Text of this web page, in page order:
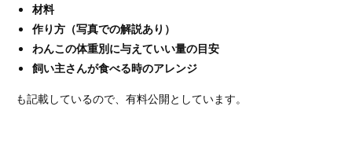
材料
作り方（写真での解説あり）
わんこの体重別に与えていい量の目安
飼い主さんが食べる時のアレンジ
も記載しているので、有料公開としています。